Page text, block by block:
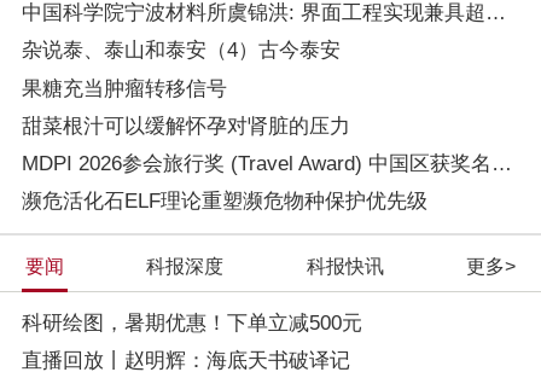
中国科学院宁波材料所虞锦洪: 界面工程实现兼具超高热导率和透波性能的柔性 ...
杂说泰、泰山和泰安（4）古今泰安
果糖充当肿瘤转移信号
甜菜根汁可以缓解怀孕对肾脏的压力
MDPI 2026参会旅行奖 (Travel Award) 中国区获奖名单公布！
濒危活化石ELF理论重塑濒危物种保护优先级
要闻 科报深度 科报快讯 更多>
科研绘图，暑期优惠！下单立减500元
直播回放丨赵明辉：海底天书破译记